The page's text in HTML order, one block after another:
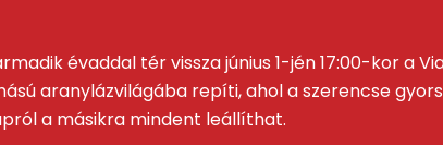
évaddal tér vissza június 1-jén 17:00-kor a
aranylázvilágába repíti, ahol a szerencse
a másikra mindent leállíthat.